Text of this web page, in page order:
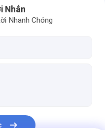
Nhắn
Nhanh Chóng